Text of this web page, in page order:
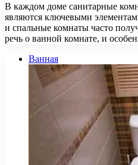
В каждом доме санитарные
являются ключевыми
и спальные комнаты часто
речь о ванной комнате, и
Ванная